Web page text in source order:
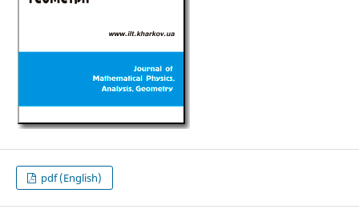
pdf (English)